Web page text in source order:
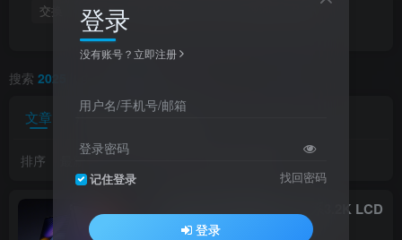
交换
OPPO
搜索 2025
文章 用户 版块 帖子
排序 热门
小米平板9系列数曝光：全系3.2K LCD
高刷屏＋9720mAh大电池
登录
没有账号？立即注册
用户名/手机号/邮箱
登录密码
记住登录 找回密码
登录